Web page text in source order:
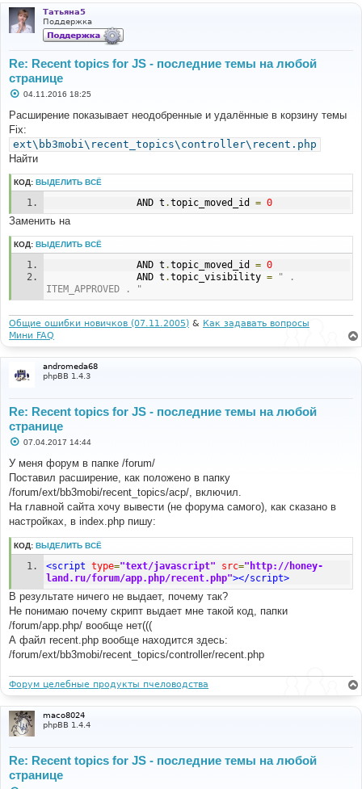
Татьяна5
Поддержка
Re: Recent topics for JS - последние темы на любой
странице
С
о
б
щ
е
н
и
04.11.2016 18:25
Расширение показывает неодобренные и удалённые в корзину темы
Fix:
ext\bb3mobi\recent_topics\controller\recent.php
Найти
КОД: ВЫДЕЛИТЬ ВСЁ
				AND t
.topic_moved_id = 0
Заменить на
КОД: ВЫДЕЛИТЬ ВСЁ
				AND t
.topic_moved_id = 0
				AND t
.topic_visibility =
" .
ITEM_APPROVED . "
Общие ошибки новичков (07.11.2005) & Как задавать вопросы
Мини FAQ
andromeda68
phpBB 1.4.3
Re: Recent topics for JS - последние темы на любой
странице
С
о
щ
е
и
е
07.04.2017 14:44
У меня форум в папке /forum/
Поставил расширение, как положенo в папку
/forum/ext/bb3mobi/recent_topics/acp/, включил.
На главной сайта хочу вывести (не форума самого), как сказано в
настройках, в index.php пишу:
КОД: ВЫДЕЛИТЬ ВСЁ
<script type="text/javascript" src="http://honey-
land.ru/forum/app.php/recent.php"></script>
В результате ничего не выдает, почему так?
Не понимаю почему скрипт выдает мне такой код, папки
/forum/app.php/ вообще нет(((
А файл recent.php вообще находится здесь:
/forum/ext/bb3mobi/recent_topics/controller/recent.php
Форум целебные продукты пчеловодства
maco8024
phpBB 1.4.4
Re: Recent topics for JS - последние темы на любой
странице